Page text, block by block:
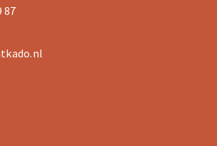
87